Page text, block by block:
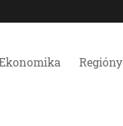
Regióny